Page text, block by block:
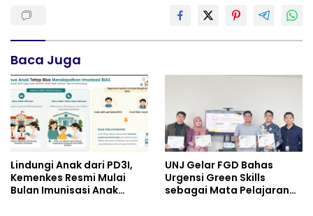
Baca Juga
Lindungi Anak dari PD3I,
Kemenkes Resmi Mulai
Bulan Imunisasi Anak
UNJ Gelar FGD Bahas
Urgensi Green Skills
sebagai Mata Pelajaran